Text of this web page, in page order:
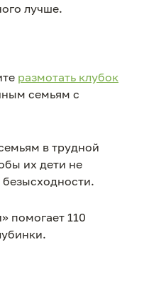
лучше.
размотать клубок
семьям с
в трудной
их дети не
помогает 110